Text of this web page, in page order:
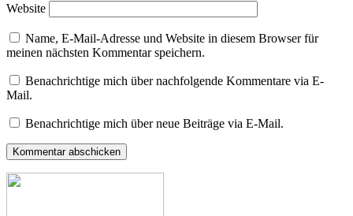
Website
Name, E-Mail-Adresse und Website in diesem Browser für
meinen nächsten Kommentar speichern.
Benachrichtige mich über nachfolgende Kommentare via E-
Mail.
Benachrichtige mich über neue Beiträge via E-Mail.